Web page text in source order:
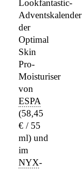
Lookfantastic-
Adventskalender
der
Optimal
Skin
Pro-
Moisturiser
von
ESPA
(58,45
€ / 55
ml) und
im
NYX-